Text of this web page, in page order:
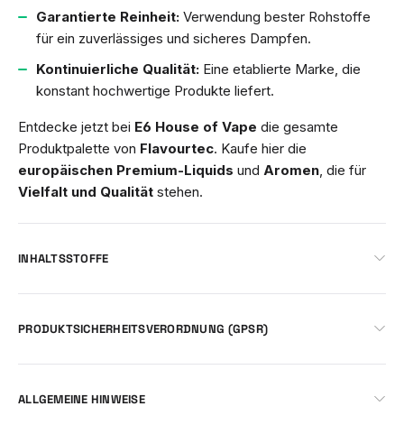
Garantierte Reinheit: Verwendung bester Rohstoffe
für ein zuverlässiges und sicheres Dampfen.
Kontinuierliche Qualität: Eine etablierte Marke, die
konstant hochwertige Produkte liefert.
Entdecke jetzt bei E6 House of Vape die gesamte
Produktpalette von Flavourtec. Kaufe hier die
europäischen Premium-Liquids und Aromen , die für
Vielfalt und Qualität stehen.
INHALTSSTOFFE
PRODUKTSICHERHEITSVERORDNUNG (GPSR)
ALLGEMEINE HINWEISE